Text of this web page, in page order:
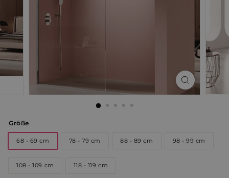
Größe
68 - 69 cm 78 - 79 cm 88 - 89 cm 98 - 99 cm
108 - 109 cm 118 - 119 cm